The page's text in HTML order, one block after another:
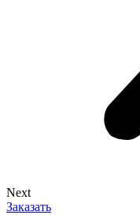
Next
Заказать